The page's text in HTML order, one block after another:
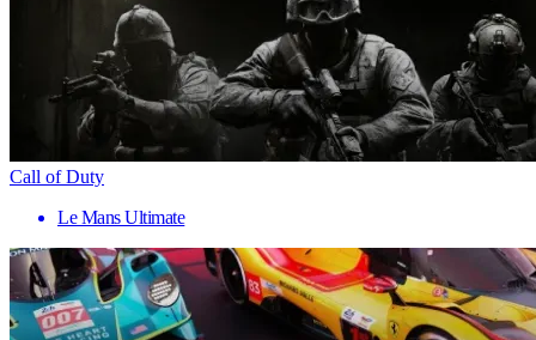
Call of Duty
Le Mans Ultimate